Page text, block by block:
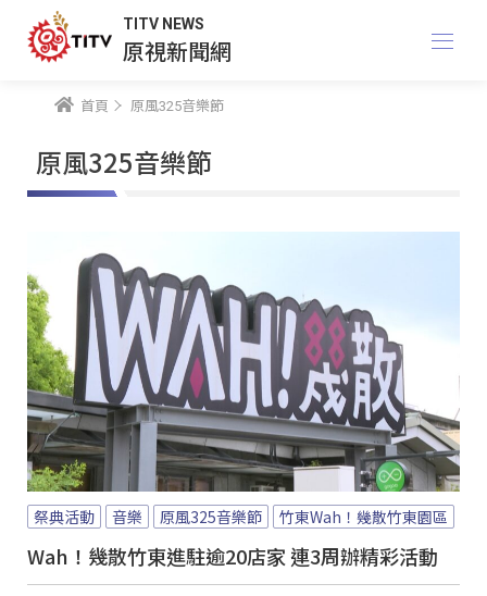
TITV NEWS
原視新聞網
首頁 原風325音樂節
原風325音樂節
祭典活動 音樂 原風325音樂節 竹東Wah！幾散竹東園區
Wah！幾散竹東進駐逾20店家 連3周辦精彩活動